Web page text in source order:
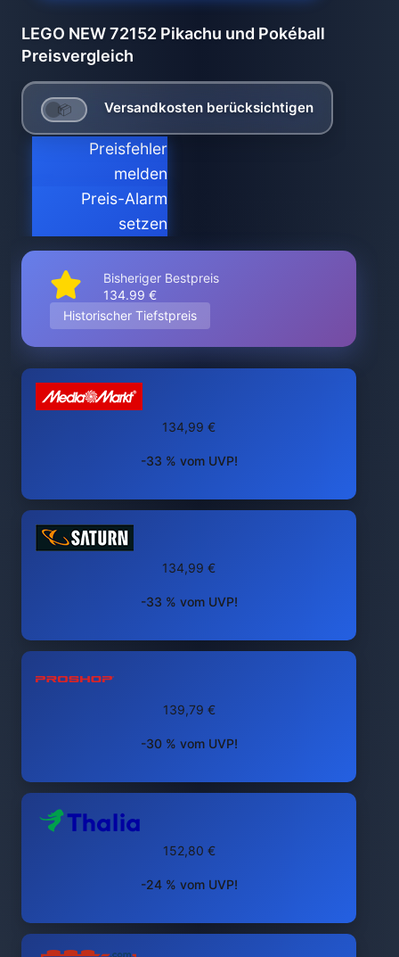
LEGO NEW 72152 Pikachu und Pokéball
Preisvergleich
Versandkosten berücksichtigen
Preisfehler
melden
Preis-Alarm
setzen
Bisheriger Bestpreis
134.99 €
Historischer Tiefstpreis
134,99 €
-33 % vom UVP!
134,99 €
-33 % vom UVP!
139,79 €
-30 % vom UVP!
152,80 €
-24 % vom UVP!